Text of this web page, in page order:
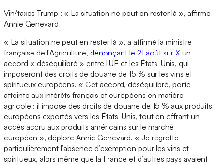
Vin/taxes Trump : « La situation ne peut en rester là », affirme
Annie Genevard
« La situation ne peut en rester là », a affirmé la ministre
française de l'Agriculture, dénonçant le 21 août sur X un
accord « déséquilibré » entre l'UE et les États-Unis, qui
imposeront des droits de douane de 15 % sur les vins et
spiritueux européens. « Cet accord, déséquilibré, porte
atteinte aux intérêts français et européens en matière
agricole : il impose des droits de douane de 15 % aux produits
européens exportés vers les États-Unis, tout en offrant un
accès accru aux produits américains sur le marché
européen », déplore Annie Genevard. « Je regrette
particulièrement l’absence d’exemption pour les vins et
spiritueux, alors même que la France et d’autres pays avaient